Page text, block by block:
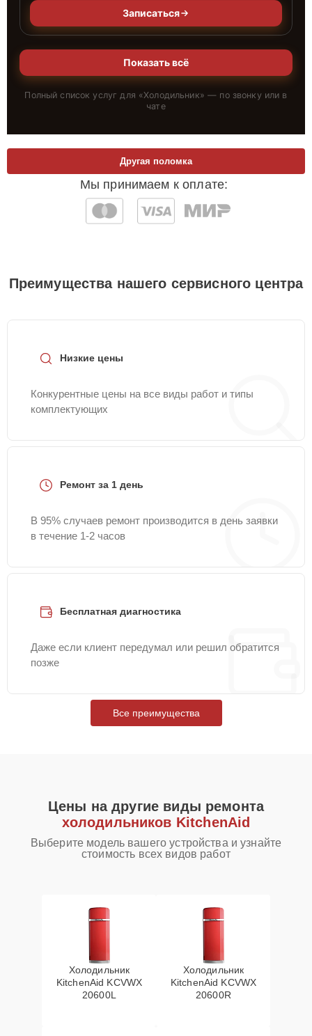
Записаться
Показать всё
Полный список услуг для «Холодильник» — по звонку или в
чате
Мы принимаем к оплате:
Другая поломка
Преимущества нашего сервисного центра
Низкие цены
Конкурентные цены на все виды работ и типы
комплектующих
Ремонт за 1 день
В 95% случаев ремонт производится в день заявки
в течение 1-2 часов
Бесплатная диагностика
Даже если клиент передумал или решил обратится
позже
Все преимущества
Цены на другие виды ремонта
холодильников KitchenAid
Выберите модель вашего устройства и узнайте
стоимость всех видов работ
Холодильник
KitchenAid KCVWX
20600L
Холодильник
KitchenAid KCVWX
20600R